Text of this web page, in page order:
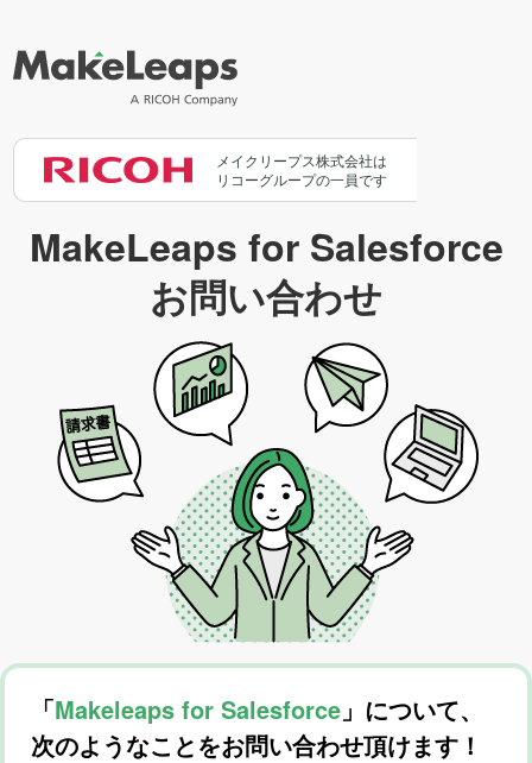
メイクリープス株式会社は
リコーグループの一員です
MakeLeaps for Salesforce
お問い合わせ
「Makeleaps for Salesforce 」について、
次のようなことをお問い合わせ頂けます！